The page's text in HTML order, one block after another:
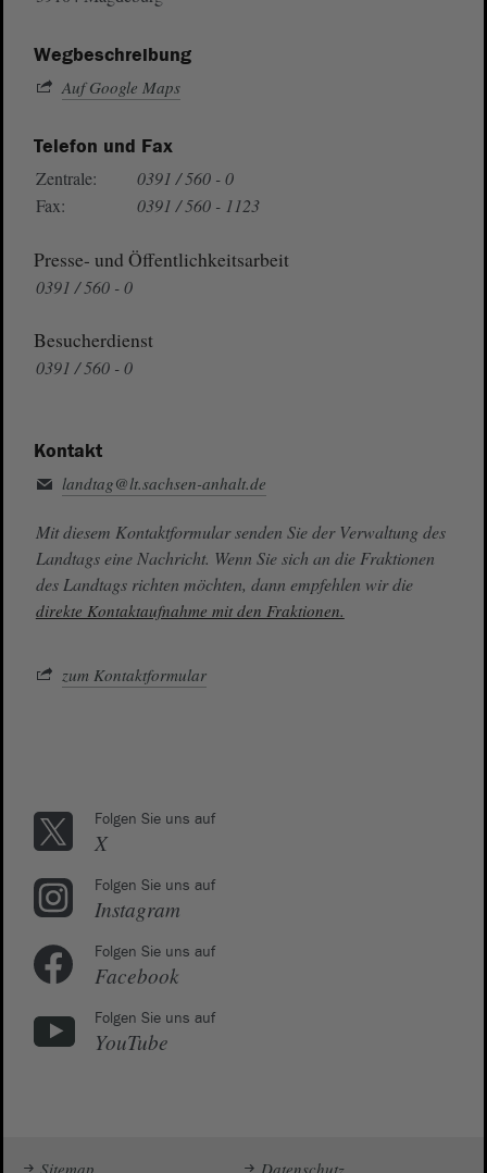
Wegbeschreibung
Auf Google Maps
Telefon und Fax
Zentrale:
0391 / 560 - 0
Fax:
0391 / 560 - 1123
Presse- und Öffentlichkeitsarbeit
0391 / 560 - 0
Besucherdienst
0391 / 560 - 0
Kontakt
landtag@lt.sachsen-anhalt.de
Mit diesem Kontaktformular senden Sie der Verwaltung des
Landtags eine Nachricht. Wenn Sie sich an die Fraktionen
des Landtags richten möchten, dann empfehlen wir die
direkte Kontaktaufnahme mit den Fraktionen.
zum Kontaktformular
Folgen Sie uns auf
X
Folgen Sie uns auf
Instagram
Folgen Sie uns auf
Facebook
Folgen Sie uns auf
YouTube